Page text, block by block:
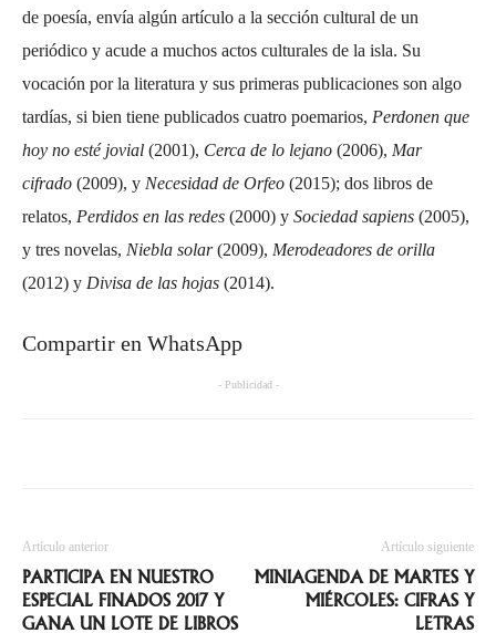
de poesía, envía algún artículo a la sección cultural de un
periódico y acude a muchos actos culturales de la isla. Su
vocación por la literatura y sus primeras publicaciones son algo
tardías, si bien tiene publicados cuatro poemarios, Perdonen que
hoy no esté jovial (2001), Cerca de lo lejano (2006), Mar
cifrado (2009), y Necesidad de Orfeo (2015); dos libros de
relatos, Perdidos en las redes (2000) y Sociedad sapiens (2005),
y tres novelas, Niebla solar(2009), Merodeadores de orilla
(2012) y Divisa de las hojas (2014).
Compartir en WhatsApp
- Publicidad -
Artículo anterior
PARTICIPA EN NUESTRO
ESPECIAL FINADOS 2017 Y
GANA UN LOTE DE LIBROS
Artículo siguiente
MINIAGENDA DE MARTES Y
MIÉRCOLES: CIFRAS Y
LETRAS